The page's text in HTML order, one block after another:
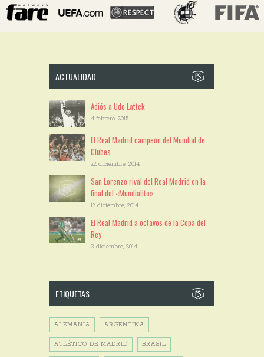
ACTUALIDAD
Adiós a Udo Lattek
4 febrero, 2015
El Real Madrid campeón del Mundial de
Clubes
22 diciembre, 2014
San Lorenzo rival del Real Madrid en la
final del «Mundialito»
18 diciembre, 2014
El Real Madrid a octavos de la Copa del
Rey
3 diciembre, 2014
ETIQUETAS
ALEMANIA ARGENTINA
ATLÉTICO DE MADRID BRASIL